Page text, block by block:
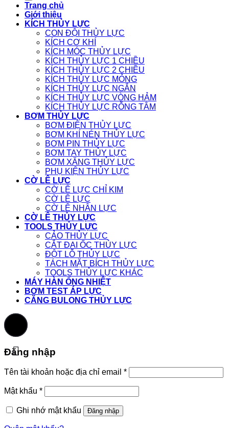
Trang chủ
Giới thiệu
KÍCH THỦY LỰC
CON ĐỘI THỦY LỰC
KÍCH CƠ KHÍ
KÍCH MÓC THỦY LỰC
KÍCH THỦY LỰC 1 CHIỀU
KÍCH THỦY LỰC 2 CHIỀU
KÍCH THỦY LỰC MỎNG
KÍCH THỦY LỰC NGẮN
KÍCH THỦY LỰC VÒNG HẢM
KÍCH THỦY LỰC RỖNG TÂM
BƠM THỦY LỰC
BƠM ĐIỆN THỦY LỰC
BƠM KHÍ NÉN THỦY LỰC
BƠM PIN THỦY LỰC
BƠM TAY THỦY LỰC
BƠM XĂNG THỦY LỰC
PHỤ KIỆN THỦY LỰC
CỜ LÊ LỰC
CỜ LÊ LỰC CHỈ KIM
CỜ LÊ LỰC
CỜ LÊ NHÂN LỰC
CỜ LÊ THỦY LỰC
TOOLS THỦY LỰC
CẢO THỦY LỰC
CẮT ĐAI ỐC THỦY LỰC
ĐỘT LỖ THỦY LỰC
TÁCH MẶT BÍCH THỦY LỰC
TOOLS THỦY LỰC KHÁC
MÁY HÀN ỐNG NHIỆT
BƠM TEST ÁP LỰC
CĂNG BULONG THỦY LỰC
Đăng nhập
Tên tài khoản hoặc địa chỉ email *
Mật khẩu *
Ghi nhớ mật khẩu Đăng nhập